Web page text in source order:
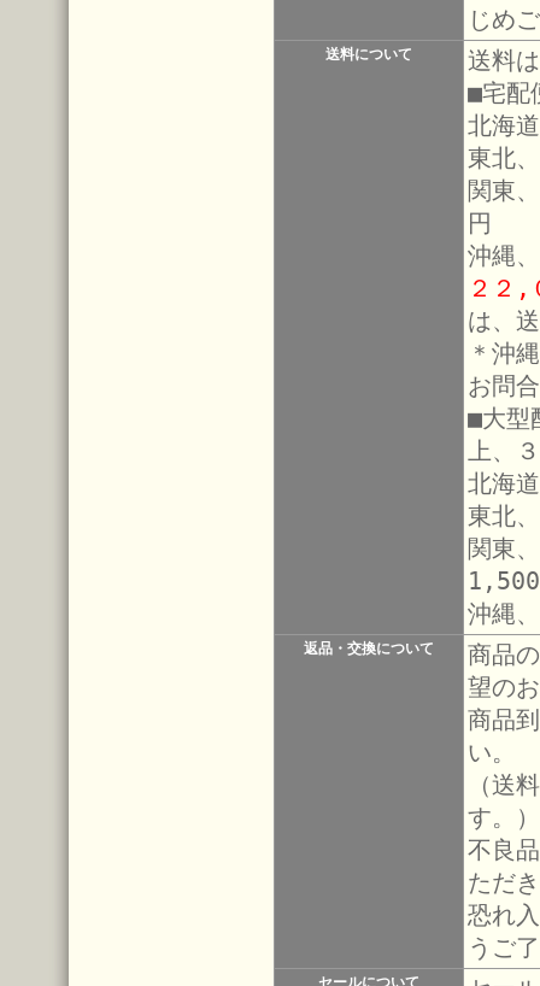
じめ
送料について
送料
■宅配
北海
東北
関東
円
沖縄
２２,
は、
＊沖
お問
■大型
上、
北海
東北
関東
沖縄
返品・交換について
商品
望の
商品
い。
（送
す。）
不良
ただ
恐れ
うご
セールについて